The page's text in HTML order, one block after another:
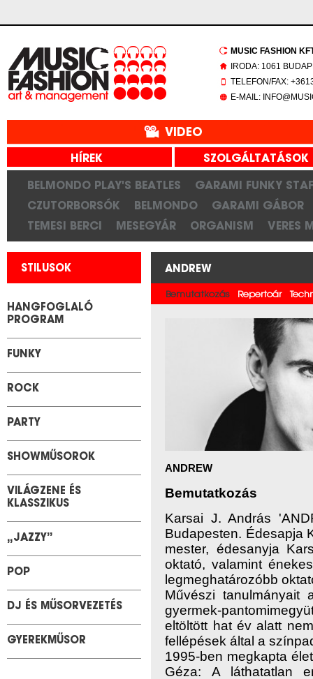
MUSIC FASHION
IRODA: 1061
TELEFON/FAX:
E-MAIL:
VIDEO
HÍREK SZOLGÁLTATÁSOK
BELMONDO PLAY'S BEATLES
GARAMI FUNKY
CZUTORBORSÓK
BELMONDO
GARAMI GÁBOR
TEMESI BERCI
MESEGYÁR ORGANISM VERES
STILUSOK
HANGFOGLALÓ
PROGRAM
FUNKY
ROCK
PARTY
SHOWMŰSOROK
VILÁGZENE ÉS
KLASSZIKUS
„JAZZY”
POP
DJ ÉS MŰSORVEZETÉS
GYEREKMŰSOR
ANDREW
Bemutatkozás Repertoár
ANDREW
Bemutatkozás
Karsai J. András
Budapesten. Édesapja
mester, édesanyja
oktató, valamint
legmeghatározóbb
Művészi tanulmányait
gyermek-
eltöltött hat év alatt
fellépések által a
1995-ben megkapta
Géza: A láthatatlan